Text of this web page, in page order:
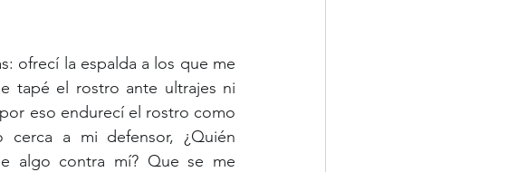
tapé el rostro ante ultrajes ni
eso endurecí el rostro como
cerca a mi defensor, ¿Quién
algo contra mí? Que se me